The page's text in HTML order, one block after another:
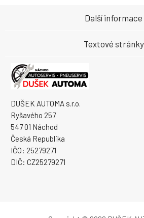
DUŠEK AUTOMA s.r.o.
Ryšavého 257
547 01 Náchod
Česká Republika
IČO: 25279271
DIČ: CZ25279271
Další informace
Textové stránky